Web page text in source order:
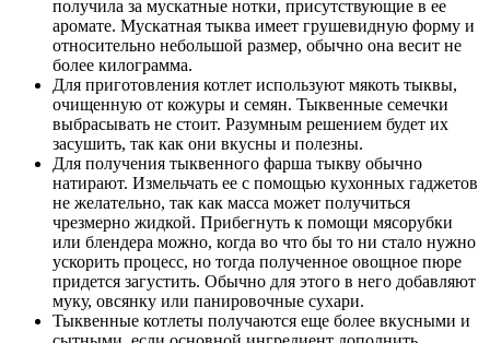
получила за мускатные нотки, присутствующие в ее
аромате. Мускатная тыква имеет грушевидную форму и
относительно небольшой размер, обычно она весит не
более килограмма.
Для приготовления котлет используют мякоть тыквы,
очищенную от кожуры и семян. Тыквенные семечки
выбрасывать не стоит. Разумным решением будет их
засушить, так как они вкусны и полезны.
Для получения тыквенного фарша тыкву обычно
натирают. Измельчать ее с помощью кухонных гаджетов
не желательно, так как масса может получиться
чрезмерно жидкой. Прибегнуть к помощи мясорубки
или блендера можно, когда во что бы то ни стало нужно
ускорить процесс, но тогда полученное овощное пюре
придется загустить. Обычно для этого в него добавляют
муку, овсянку или панировочные сухари.
Тыквенные котлеты получаются еще более вкусными и